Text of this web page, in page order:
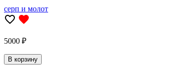
серп и молот
5000 ₽
В корзину